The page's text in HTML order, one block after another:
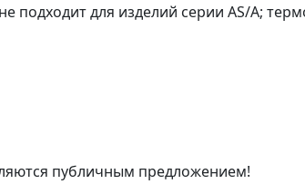
для изделий серии AS/A;
публичным предложением!